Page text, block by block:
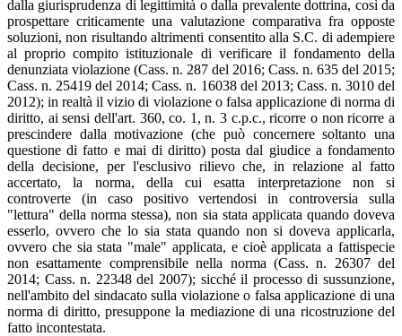
dalla giurisprudenza di legittimità o dalla prevalente dottrina, così da
prospettare criticamente una valutazione comparativa fra opposte
soluzioni, non risultando altrimenti consentito alla S.C. di adempiere
al proprio compito istituzionale di verificare il fondamento della
denunziata violazione (Cass. n. 287 del 2016; Cass. n. 635 del 2015;
Cass. n. 25419 del 2014; Cass. n. 16038 del 2013; Cass. n. 3010 del
2012); in realtà il vizio di violazione o falsa applicazione di norma di
diritto, ai sensi dell'art. 360, co. 1, n. 3 c.p.c., ricorre o non ricorre a
prescindere dalla motivazione (che può concernere soltanto una
questione di fatto e mai di diritto) posta dal giudice a fondamento
della decisione, per l'esclusivo rilievo che, in relazione al fatto
accertato, la norma, della cui esatta interpretazione non si
controverte (in caso positivo vertendosi in controversia sulla
"lettura" della norma stessa), non sia stata applicata quando doveva
esserlo, ovvero che lo sia stata quando non si doveva applicarla,
ovvero che sia stata "male" applicata, e cioè applicata a fattispecie
non esattamente comprensibile nella norma (Cass. n. 26307 del
2014; Cass. n. 22348 del 2007); sicché il processo di sussunzione,
nell'ambito del sindacato sulla violazione o falsa applicazione di una
norma di diritto, presuppone la mediazione di una ricostruzione del
fatto incontestata.